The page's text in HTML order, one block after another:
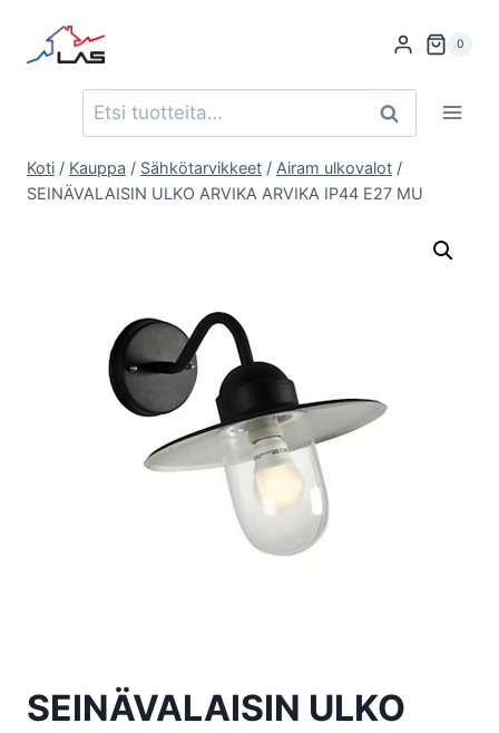
sisältöön
0
Etsi: Haku
Koti / Kauppa / Sähkötarvikkeet / Airam ulkovalot /
SEINÄVALAISIN ULKO ARVIKA ARVIKA IP44 E27 MU
SEINÄVALAISIN ULKO